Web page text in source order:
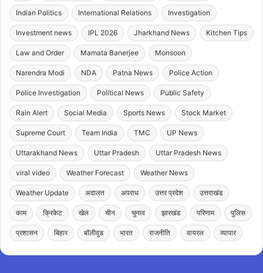
Indian Politics International Relations Investigation
Investment news IPL 2026 Jharkhand News Kitchen Tips
Law and Order Mamata Banerjee Monsoon
Narendra Modi NDA Patna News Police Action
Police Investigation Political News Public Safety
Rain Alert Social Media Sports News Stock Market
Supreme Court Team India TMC UP News
Uttarakhand News Uttar Pradesh Uttar Pradesh News
viral video Weather Forecast Weather News
Weather Update अदालत अपराध उत्तर प्रदेश उत्तराखंड
काम क्रिकेट खेल चीन चुनाव झारखंड परिणाम पुलिस
प्रशासन बिहार बॉलीवुड भारत राजनीति वायरल व्यापार